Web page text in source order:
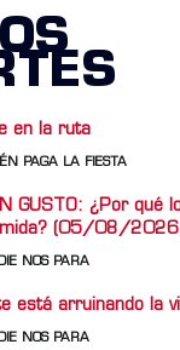
en la ruta
PAGA LA FIESTA
GUSTO: ¿Por qué
(05/08/
NOS PARA
está arruinando la
NOS PARA